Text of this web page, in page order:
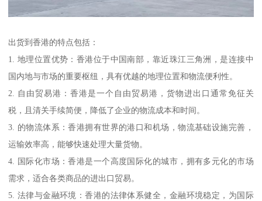
出货到香港的特点包括：
1. 地理位置优势：香港位于中国南部，靠近珠江三角洲，是连接中
国内地与市场的重要枢纽，具有优越的地理位置和物流便利性。
2. 自由贸易港：香港是一个自由贸易港，货物进出口通常免征关
税，且清关手续简便，降低了企业的物流成本和时间。
3. 的物流体系：香港拥有世界的港口和机场，物流基础设施完善，
运输效率高，能够快速处理大量货物。
4. 国际化市场：香港是一个高度国际化的城市，拥有多元化的市场
需求，适合各类商品的进出口贸易。
5. 法律与金融环境：香港的法律体系健全，金融环境稳定，为国际